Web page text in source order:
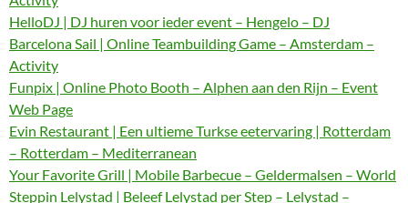
HelloDJ | DJ huren voor ieder event – Hengelo – DJ
Barcelona Sail | Online Teambuilding Game – Amsterdam –
Activity
Funpix | Online Photo Booth – Alphen aan den Rijn – Event
Web Page
Evin Restaurant | Een ultieme Turkse eetervaring | Rotterdam
– Rotterdam – Mediterranean
Your Favorite Grill | Mobile Barbecue – Geldermalsen – World
Steppin Lelystad | Beleef Lelystad per Step – Lelystad –